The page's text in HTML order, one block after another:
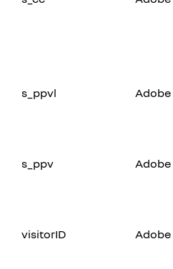
s_ppvl Adobe
s_ppv Adobe
visitorID Adobe